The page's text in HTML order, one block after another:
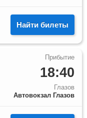
Найти билеты
18:40
Глазов
Автовокзал Глазов